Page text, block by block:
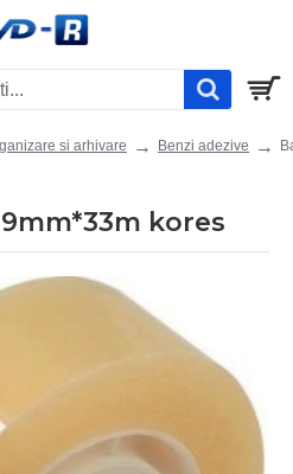
si arhivare Benzi adezive
kores